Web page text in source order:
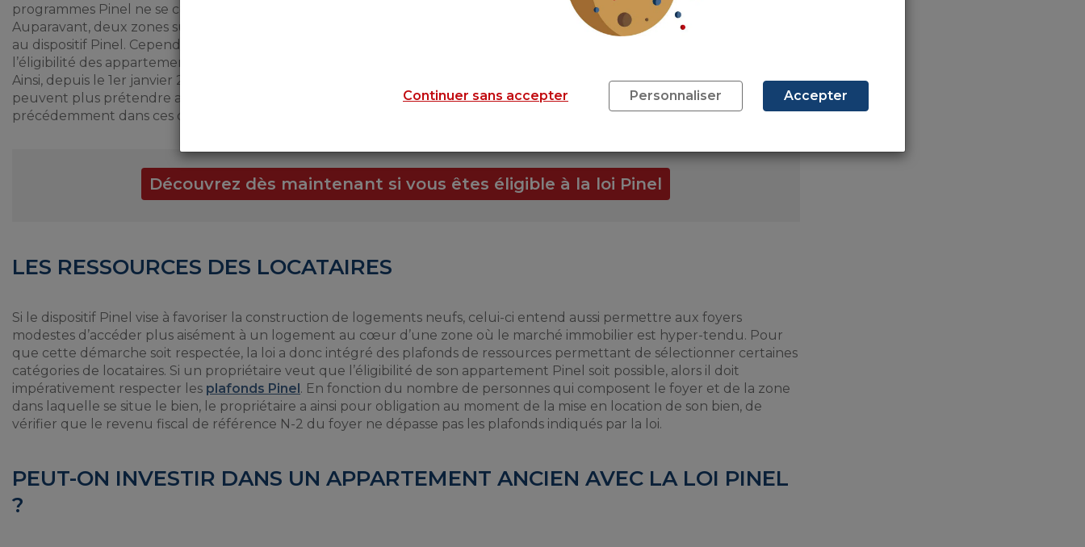
programmes Pinel ne se construisent que dans ces secteurs bien définis.
Auparavant, deux zones supplémentaires étaient également éligibles
au dispositif Pinel. Cependant, la loi de finances 2018 a recentré
l’éligibilité des appartements Pinel aux zones précédemment citées.
Ainsi, depuis le 1er janvier 2018, les biens situés dans les zones B2 et C ne
peuvent plus prétendre au dispositif, même si les biens acquis
précédemment dans ces deux zones continuent à produire leurs effets.
Découvrez dès maintenant si vous êtes éligible à la loi Pinel
LES RESSOURCES DES LOCATAIRES
Si le dispositif Pinel vise à favoriser la construction de logements neufs, celui-ci entend aussi permettre aux foyers
modestes d’accéder plus aisément à un logement au cœur d’une zone où le marché immobilier est hyper-tendu. Pour
que cette démarche soit respectée, la loi a donc intégré des plafonds de ressources permettant de sélectionner certaines
catégories de locataires. Si un propriétaire veut que l’éligibilité de son appartement Pinel soit possible, alors il doit
impérativement respecter les plafonds Pinel. En fonction du nombre de personnes qui composent le foyer et de la zone
dans laquelle se situe le bien, le propriétaire a ainsi pour obligation au moment de la mise en location de son bien, de
vérifier que le revenu fiscal de référence N-2 du foyer ne dépasse pas les plafonds indiqués par la loi.
PEUT-ON INVESTIR DANS UN APPARTEMENT ANCIEN AVEC LA LOI PINEL
?
Continuer sans accepter Personnaliser Accepter